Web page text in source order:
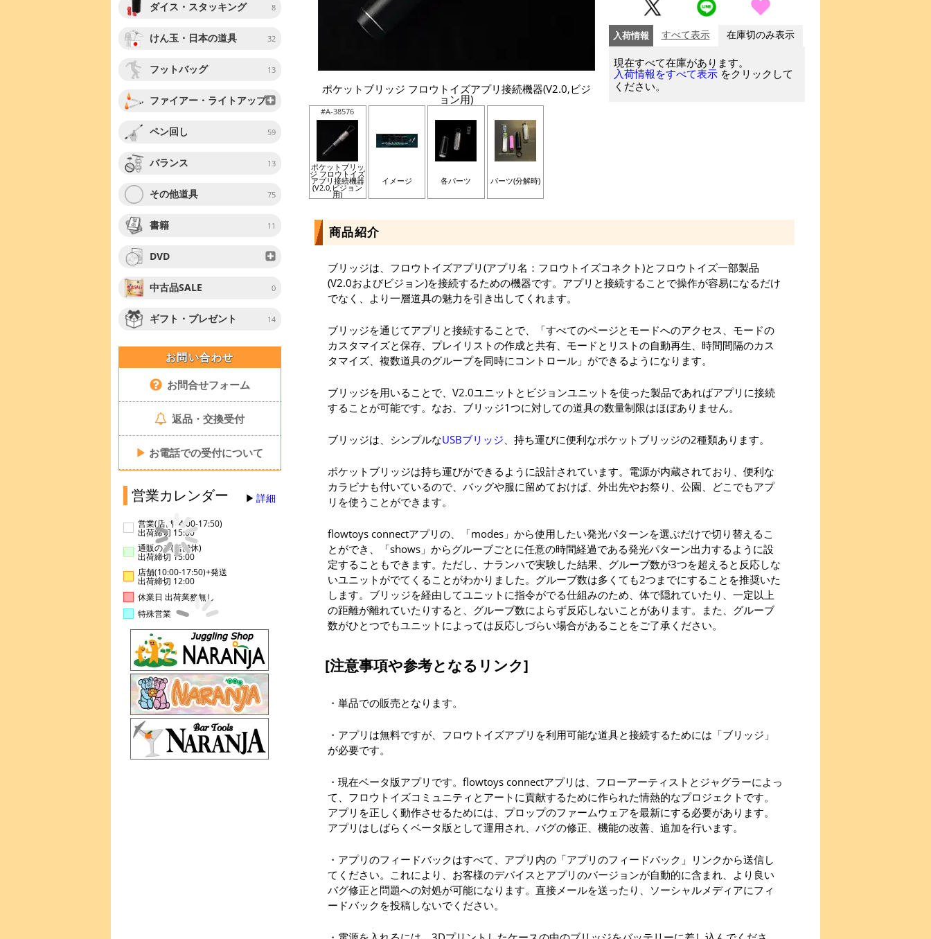
ダイス・スタッキング 8
けん玉・日本の道具 32
フットバッグ 13
ファイアー・ライトアップ
ペン回し 59
バランス 13
その他道具 75
書籍 11
DVD
中古品SALE 0
ギフト・プレゼント 14
お問い合わせ
お問合せフォーム
返品・交換受付
▶ お電話での受付について
営業カレンダー 詳細
営業(店舗14:00-17:50)
出荷締切 15:00
通販のみ(店舗休)
出荷締切 15:00
店舗(10:00-17:50)+発送
出荷締切 12:00
休業日 出荷業務無し
特殊営業
ポケットブリッジ フロウトイズアプリ接続機器(V2.0,ビジ
ョン用)
#A-38576
ポケットブリッ
ジ フロウトイズ
アプリ接続機器
(V2.0,ビジョン
用)
イメージ 各パーツ パーツ(分解時)
入荷情報 すべて表示 在庫切のみ表示
現在すべて在庫があります。
入荷情報をすべて表示 をクリックして
ください。
商品紹介
ブリッジは、フロウトイズアプリ(アプリ名：フロウトイズコネクト)とフロウトイズ一部製品
(V2.0およびビジョン)を接続するための機器です。アプリと接続することで操作が容易になるだけ
でなく、より一層道具の魅力を引き出してくれます。
ブリッジを通じてアプリと接続することで、「すべてのページとモードへのアクセス、モードの
カスタマイズと保存、プレイリストの作成と共有、モードとリストの自動再生、時間間隔のカス
タマイズ、複数道具のグループを同時にコントロール」ができるようになります。
ブリッジを用いることで、V2.0ユニットとビジョンユニットを使った製品であればアプリに接続
することが可能です。なお、ブリッジ1つに対しての道具の数量制限はほぼありません。
ブリッジは、シンプルなUSBブリッジ、持ち運びに便利なポケットブリッジの2種類あります。
ポケットブリッジは持ち運びができるように設計されています。電源が内蔵されており、便利な
カラビナも付いているので、バッグや服に留めておけば、外出先やお祭り、公園、どこでもアプ
リを使うことができます。
flowtoys connectアプリの、「modes」から使用したい発光パターンを選ぶだけで切り替えるこ
とができ、「shows」からグルーブごとに任意の時間経過である発光パターン出力するように設
定することもできます。ただし、ナランハで実験した結果、グルーブ数が3つを超えると反応しな
いユニットがでてくることがわかりました。グルーブ数は多くても2つまでにすることを推奨いた
します。ブリッジを経由してユニットに指令がでる仕組みのため、体で隠れていたり、一定以上
の距離が離れていたりすると、グルーブ数によらず反応しないことがあります。また、グルーブ
数がひとつでもユニットによっては反応しづらい場合があることをご了承ください。
[注意事項や参考となるリンク]
・単品での販売となります。
・アプリは無料ですが、フロウトイズアプリを利用可能な道具と接続するためには「ブリッジ」
が必要です。
・現在ベータ版アプリです。flowtoys connectアプリは、フローアーティストとジャグラーによっ
て、フロウトイズコミュニティとアートに貢献するために作られた情熱的なプロジェクトです。
アプリを正しく動作させるためには、プロップのファームウェアを最新にする必要があります。
アプリはしばらくベータ版として運用され、バグの修正、機能の改善、追加を行います。
・アプリのフィードバックはすべて、アプリ内の「アプリのフィードバック」リンクから送信し
てください。これにより、お客様のデバイスとアプリのバージョンが自動的に含まれ、より良い
バグ修正と問題への対処が可能になります。直接メールを送ったり、ソーシャルメディアにフィ
ードバックを投稿しないでください。